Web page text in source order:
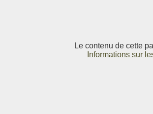
Le contenu de cette
Informations sur